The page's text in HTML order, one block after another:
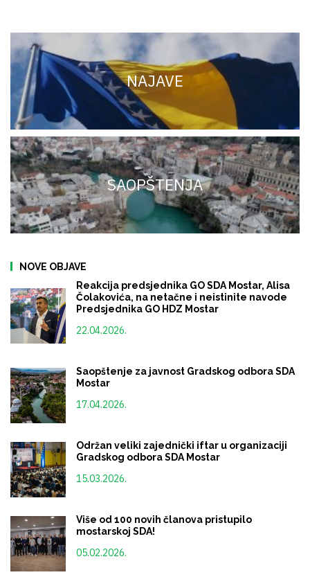
NAJAVE
SAOPŠTENJA
NOVE OBJAVE
Reakcija predsjednika GO SDA Mostar, Alisa
Čolakovića, na netačne i neistinite navode
Predsjednika GO HDZ Mostar
22.04.2026.
Saopštenje za javnost Gradskog odbora SDA
Mostar
17.04.2026.
Održan veliki zajednički iftar u organizaciji
Gradskog odbora SDA Mostar
15.03.2026.
Više od 100 novih članova pristupilo
mostarskoj SDA!
05.02.2026.